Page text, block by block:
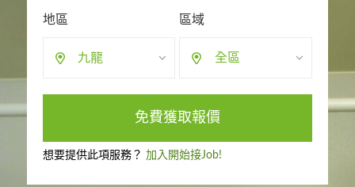
地區
九龍
區域
全區
免費獲取報價
想要提供此項服務？ 加入開始接Job!